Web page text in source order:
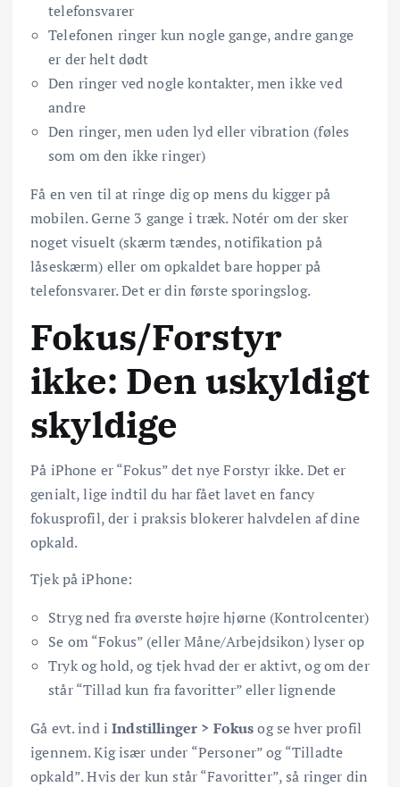
telefonsvarer
Telefonen ringer kun nogle gange, andre gange
er der helt dødt
Den ringer ved nogle kontakter, men ikke ved
andre
Den ringer, men uden lyd eller vibration (føles
som om den ikke ringer)
Få en ven til at ringe dig op mens du kigger på
mobilen. Gerne 3 gange i træk. Notér om der sker
noget visuelt (skærm tændes, notifikation på
låseskærm) eller om opkaldet bare hopper på
telefonsvarer. Det er din første sporingslog.
Fokus/Forstyr
ikke: Den uskyldigt
skyldige
På iPhone er “Fokus” det nye Forstyr ikke. Det er
genialt, lige indtil du har fået lavet en fancy
fokusprofil, der i praksis blokerer halvdelen af dine
opkald.
Tjek på iPhone:
Stryg ned fra øverste højre hjørne (Kontrolcenter)
Se om “Fokus” (eller Måne/Arbejdsikon) lyser op
Tryk og hold, og tjek hvad der er aktivt, og om der
står “Tillad kun fra favoritter” eller lignende
Gå evt. ind iIndstillinger > Fokusog se hver profil
igennem. Kig især under “Personer” og “Tilladte
opkald”. Hvis der kun står “Favoritter”, så ringer din